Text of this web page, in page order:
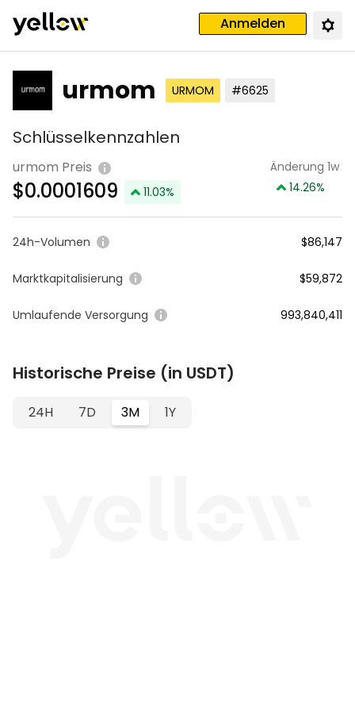
Anmelden
urmom URMOM #6625
Schlüsselkennzahlen
urmom Preis
$0.0001609 11.03%
Änderung 1w
14.26%
24h-Volumen $86,147
Marktkapitalisierung $59,872
Umlaufende Versorgung 993,840,411
Historische Preise (in USDT)
24H 7D 3M 1Y